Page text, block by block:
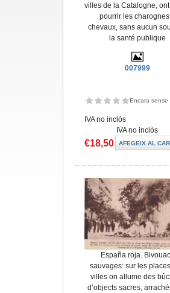
villes de la Catalogne,
pourrir les
chevaux, sans aucun
la santé publique
007999
Encara sense
IVA no inclòs
IVA no inclòs
€18,50
España roja.
sauvages: sur les
villes on allume des
d’objects sacres,